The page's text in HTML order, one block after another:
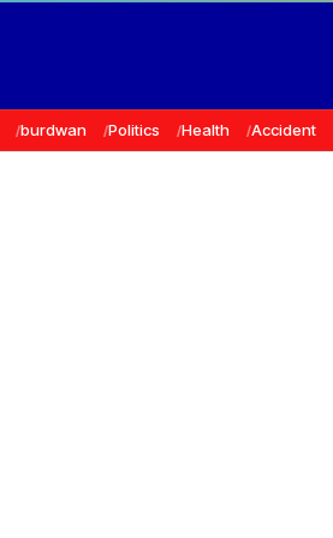
burdwan Politics Health Accident